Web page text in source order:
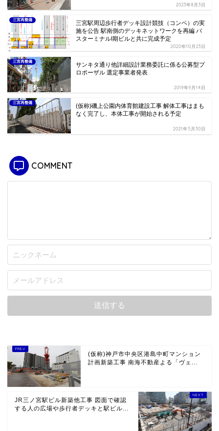
2023年8月3日
三宮再整備
三宮駅周辺歩行者デッキ設計競技（コンペ）の実
施を公告 駅南側のデッキネットワークを再編 バ
スターミナルI期ビルと共に完成予定
2020年10月23日
三宮再整備
サンキタ通り他詳細設計業務委託に係る公募型プ
ロポーザル 選定事業者発表
2019年9月14日
三宮再整備
(仮称)磯上公園内体育館建設工事 解体工事はまも
なく完了し、本体工事が開始される予定
2021年5月30日
COMMENT
(仮称)神戸市中央区港島中町マンション
計画新築工事 南海不動産よる「ヴェ...
JR三ノ宮駅ビル新築他工事 図面で確認
する人の広場や歩行者デッキと駅ビル...